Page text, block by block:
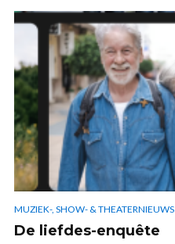
MUZIEK-, SHOW- & THEATERNIEUWS
De liefdes-enquête